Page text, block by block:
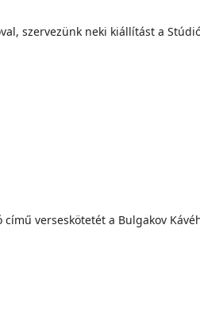
szervezünk neki kiállítást a
verseskötetét a Bulgakov